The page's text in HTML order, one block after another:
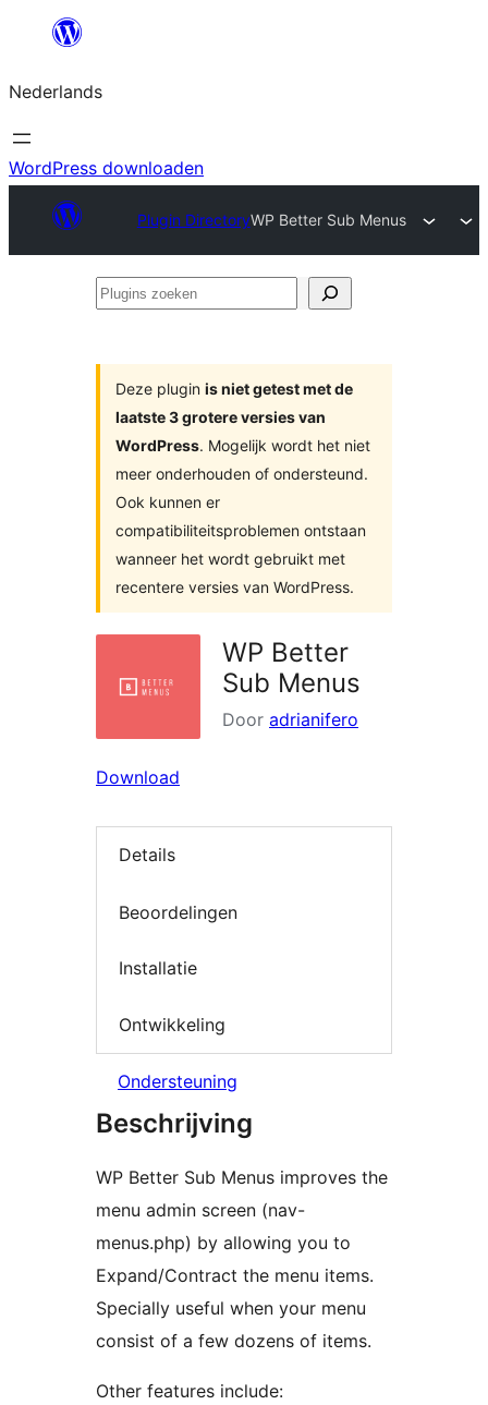
de
inhoud
Nederlands
WordPress downloaden
Plugin DirectoryWP Better Sub Menus
Plugins
Deze plugin is niet getest met de
laatste 3 grotere versies van
WordPress. Mogelijk wordt het niet
meer onderhouden of ondersteund.
Ook kunnen er
compatibiliteitsproblemen ontstaan
wanneer het wordt gebruikt met
recentere versies van WordPress.
WP Better
Sub Menus
Door adrianifero
Download
Details
Beoordelingen
Installatie
Ontwikkeling
Ondersteuning
Beschrijving
WP Better Sub Menus improves the
menu admin screen (nav-
menus.php) by allowing you to
Expand/Contract the menu items.
Specially useful when your menu
consist of a few dozens of items.
Other features include: